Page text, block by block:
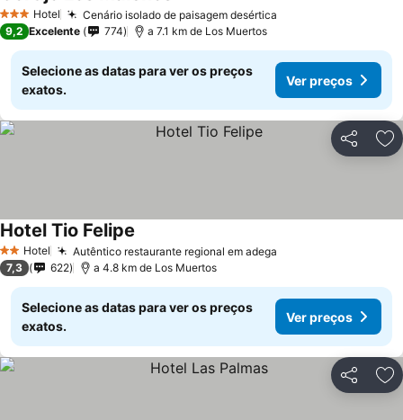
3 EstrelasHotel Cenário isolado de paisagem desértica
9,2 Excelente 774 a 7.1 km de Los Muertos
Selecione as datas para ver os preços
exatos.
Ver preços
Partilhar
2 Estrelas
Hotel Autêntico restaurante regional em adega
Hotel Tio Felipe
7,3 622 a 4.8 km de Los Muertos
Selecione as datas para ver os preços
exatos.
Ver preços
Partilhar